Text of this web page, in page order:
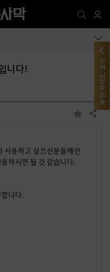
니다!
즐
기
공유하기
사용하고 싶으신분들께선
하시면 될 것 같습니다.
니다.
추천 가이드 보기